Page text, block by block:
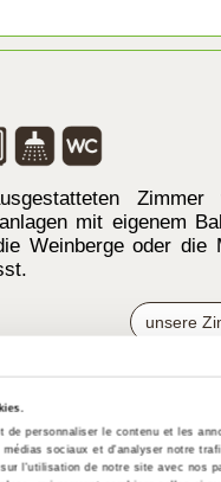
de personnaliser le contenu et les
sociaux et d'analyser notre
l'utilisation de notre site avec nos
Zimmer
mit eigenem
Weinberge oder die
unsere